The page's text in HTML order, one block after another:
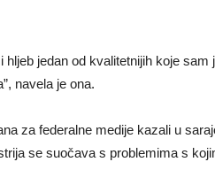
hljeb jedan od kvalitetnijih koje
navela je ona.
za federalne medije kazali u
se suočava s problemima s